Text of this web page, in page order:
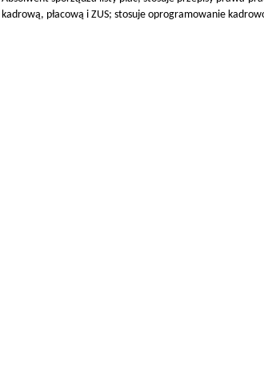
kadrową, płacową i ZUS; stosuje oprogramowanie